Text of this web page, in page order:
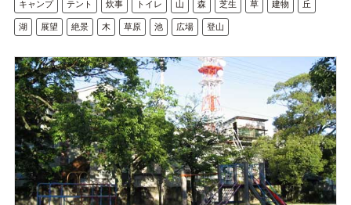
キャンプ テント 炊事 トイレ 山 森 芝生 草 建物 丘
湖 展望 絶景 木 草原 池 広場 登山